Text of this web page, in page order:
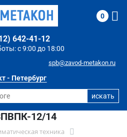
- Петербург
с 9:00 до 18:00
642-41-12
spb@zavod-metakon.ru
0
12/14
техника